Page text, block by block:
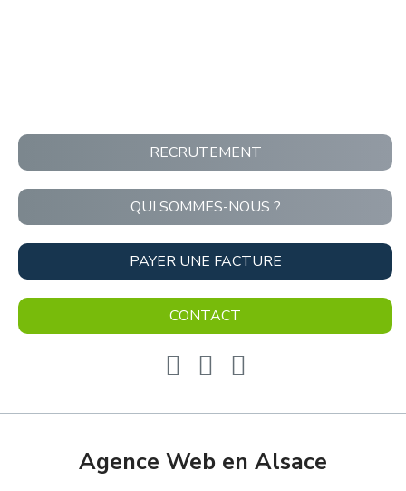
RECRUTEMENT
QUI SOMMES-NOUS ?
PAYER UNE FACTURE
CONTACT
Agence Web en Alsace